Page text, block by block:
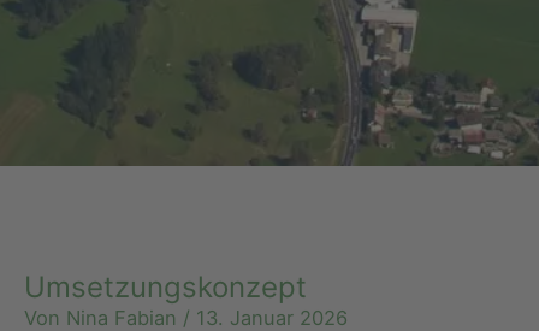
Umsetzungskonzept
Von Nina Fabian / 13. Januar 2026